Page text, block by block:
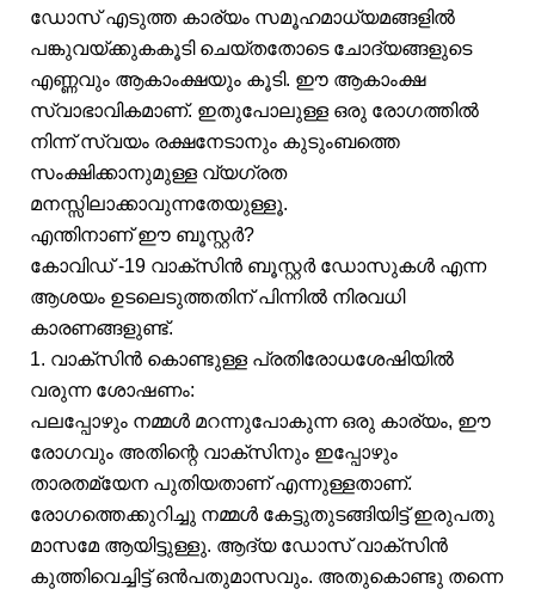
ഡോസ് എടുത്ത കാര്യം സമൂഹമാധ്യമങ്ങളിൽ
പങ്കുവയ്ക്കുകകൂടി ചെയ്തതോടെ ചോദ്യങ്ങളുടെ
എണ്ണവും ആകാംക്ഷയും കൂടി. ഈ ആകാംക്ഷ
സ്വാഭാവികമാണ്. ഇതുപോലുള്ള ഒരു രോഗത്തിൽ
നിന്ന് സ്വയം രക്ഷനേടാനും കുടുംബത്തെ
സംക്ഷിക്കാനുമുള്ള വ്യഗ്രത
മനസ്സിലാക്കാവുന്നതേയുള്ളൂ.
എന്തിനാണ് ഈ ബൂസ്റ്റർ?
കോവിഡ് -19 വാക്സിൻ ബൂസ്റ്റർ ഡോസുകൾ എന്ന
ആശയം ഉടലെടുത്തതിന് പിന്നിൽ നിരവധി
കാരണങ്ങളുണ്ട്.
1. വാക്‌സിൻ കൊണ്ടുള്ള പ്രതിരോധശേഷിയിൽ
വരുന്ന ശോഷണം:
പലപ്പോഴും നമ്മൾ മറന്നുപോകുന്ന ഒരു കാര്യം, ഈ
രോഗവും അതിന്റെ വാക്‌സിനും ഇപ്പോഴും
താരതമ്യേന പുതിയതാണ് എന്നുള്ളതാണ്.
രോഗത്തെക്കുറിച്ചു നമ്മൾ കേട്ടുതുടങ്ങിയിട്ട് ഇരുപതു
മാസമേ ആയിട്ടുള്ളു. ആദ്യ ഡോസ് വാക്‌സിൻ
കുത്തിവെച്ചിട്ട് ഒൻപതുമാസവും. അതുകൊണ്ടു തന്നെ